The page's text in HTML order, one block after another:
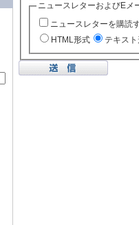
ニュースレターおよびEメ
ニュースレターを購読
HTML形式
テキス